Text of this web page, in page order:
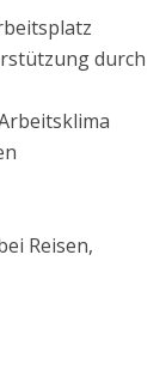
durch
Reisen,